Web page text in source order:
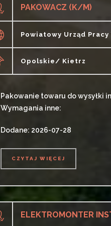
PAKOWACZ (K/M)
Powiatowy Urząd Pracy
Opolskie/ Kietrz
Pakowanie towaru do wysyłki
Wymagania inne:
Dodane: 2026-07-28
CZYTAJ WIĘCEJ
ELEKTROMONTER